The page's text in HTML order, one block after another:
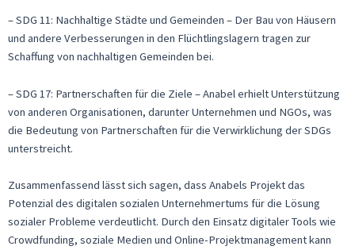
– SDG 11: Nachhaltige Städte und Gemeinden – Der Bau von Häusern
und andere Verbesserungen in den Flüchtlingslagern tragen zur
Schaffung von nachhaltigen Gemeinden bei.
– SDG 17: Partnerschaften für die Ziele – Anabel erhielt Unterstützung
von anderen Organisationen, darunter Unternehmen und NGOs, was
die Bedeutung von Partnerschaften für die Verwirklichung der SDGs
unterstreicht.
Zusammenfassend lässt sich sagen, dass Anabels Projekt das
Potenzial des digitalen sozialen Unternehmertums für die Lösung
sozialer Probleme verdeutlicht. Durch den Einsatz digitaler Tools wie
Crowdfunding, soziale Medien und Online-Projektmanagement kann